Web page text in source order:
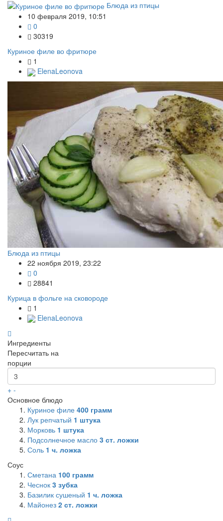
Блюда из птицы
10 февраля 2019, 10:51
0
30319
Куриное филе во фритюре
1
ElenaLeonova
Блюда из птицы
22 ноября 2019, 23:22
0
28841
Курица в фольге на сковороде
1
ElenaLeonova
Ингредиенты
Пересчитать на
порции
+ -
Основное блюдо
Куриное филе 400 грамм
Лук репчатый 1 штука
Морковь 1 штука
Подсолнечное масло 3 ст. ложки
Соль 1 ч. ложка
Соус
Сметана 100 грамм
Чеснок 3 зубка
Базилик сушеный 1 ч. ложка
Майонез 2 ст. ложки